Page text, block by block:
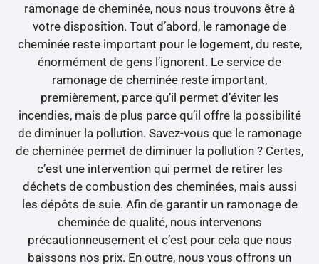
ramonage de cheminée, nous nous trouvons être à
votre disposition. Tout d’abord, le ramonage de
cheminée reste important pour le logement, du reste,
énormément de gens l’ignorent. Le service de
ramonage de cheminée reste important,
premièrement, parce qu’il permet d’éviter les
incendies, mais de plus parce qu’il offre la possibilité
de diminuer la pollution. Savez-vous que le ramonage
de cheminée permet de diminuer la pollution ? Certes,
c’est une intervention qui permet de retirer les
déchets de combustion des cheminées, mais aussi
les dépôts de suie. Afin de garantir un ramonage de
cheminée de qualité, nous intervenons
précautionneusement et c’est pour cela que nous
baissons nos prix. En outre, nous vous offrons un